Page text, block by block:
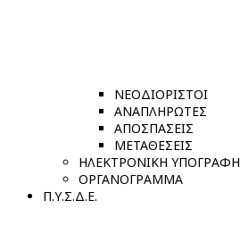
ΝΕΟΔΙΟΡΙΣΤΟΙ
ΑΝΑΠΛΗΡΩΤΕΣ
ΑΠΟΣΠΑΣΕΙΣ
ΜΕΤΑΘΕΣΕΙΣ
ΗΛΕΚΤΡΟΝΙΚΗ ΥΠΟΓΡΑΦΗ
ΟΡΓΑΝΟΓΡΑΜΜΑ
Π.Υ.Σ.Δ.Ε.